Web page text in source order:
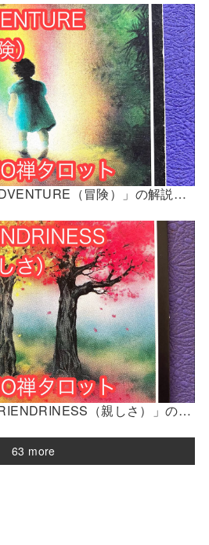
OSHO禅タロット「ADVENTURE（冒険）」の解説 2024年4月の門鑑定（官門）
OSHO禅タロット「FRIENDRINESS（親しさ）」の解説 2024年3月の門鑑定（官門）
63 more